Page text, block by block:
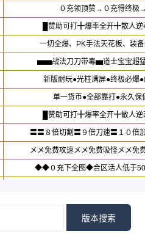
版本搜索